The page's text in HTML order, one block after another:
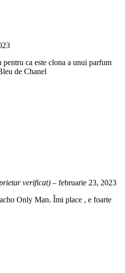
pentru ca este clona a unui parfum
de Chanel
verificat) – februarie 23, 2023
Only Man. Îmi place , e foarte